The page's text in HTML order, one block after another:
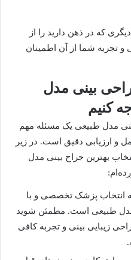
که در ذهن دارید را از
تجربه شما از آن اطمینان
بینی مدل
کنیم
مدل طبیعی یک مسئله مهم
و ارزیابی دقیق است. در زیر
بهترین جراح بینی مدل
انتخاب پزشک تخصصی و با
مدل طبیعی است. مطمئن شوید
زیبایی بینی و تجربه کافی